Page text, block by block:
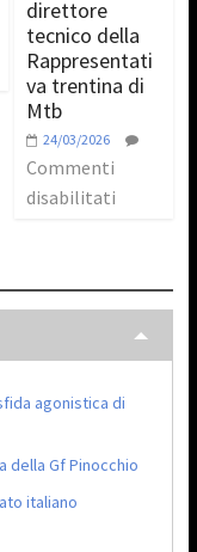
direttore
tecnico della
Rappresentati
va trentina di
Mtb
24/03/2026
Commenti
disabilitati
agonistica di
della Gf Pinocchio
italiano